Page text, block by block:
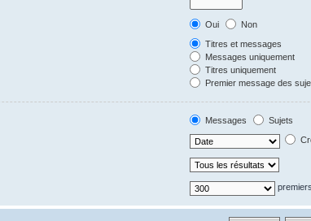
Oui
Non
Titres et messages
Messages uniquement
Titres uniquement
Premier message des
Messages
Sujets